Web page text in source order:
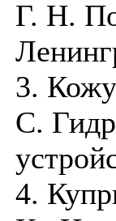
Г. Н.
3.
С.
4.